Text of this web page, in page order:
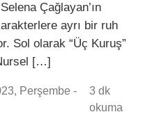
Çağlayan’ın
ayrı bir ruh
Sol olarak “Üç Kuruş”
[…]
Perşembe -
3 dk
okuma